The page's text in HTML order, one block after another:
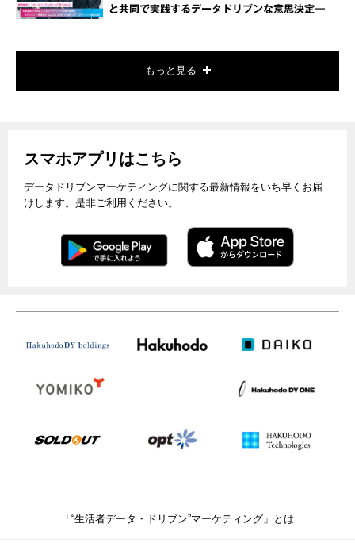
と共同で実践するデータドリブンな意思決定―
もっと見る
スマホアプリはこちら
データドリブンマーケティングに関する最新情報をいち早くお届
けします。是非ご利用ください。
「“生活者データ・ドリブン”マーケティング」とは